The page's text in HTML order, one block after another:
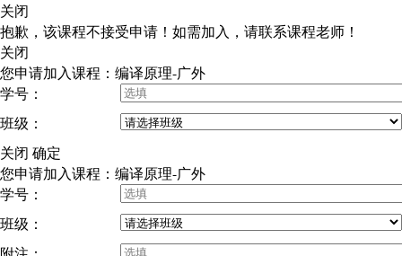
关闭
抱歉，该课程不接受申请！如需加入，请联系课程老师！
关闭
您申请加入课程：编译原理-广外
学号：
班级：
关闭 确定
您申请加入课程：编译原理-广外
学号：
班级：